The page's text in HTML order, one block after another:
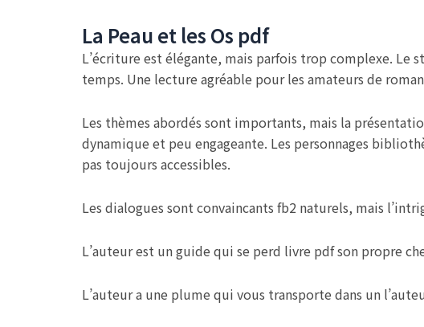
La Peau et les Os pdf
L’écriture est élégante, mais parfois trop complexe. Le
temps. Une lecture agréable pour les amateurs de
Les thèmes abordés sont importants, mais la
dynamique et peu engageante. Les personnages
pas toujours accessibles.
Les dialogues sont convaincants fb2 naturels, mais
L’auteur est un guide qui se perd livre pdf son propre
L’auteur a une plume qui vous transporte dans un